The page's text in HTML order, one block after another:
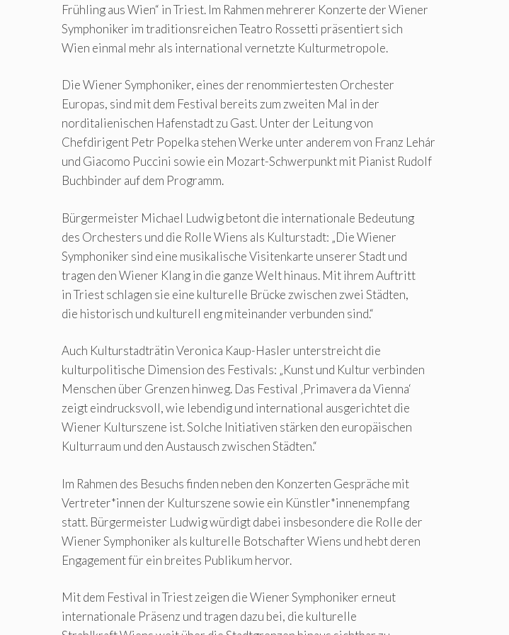
Frühling aus Wien“ in Triest. Im Rahmen mehrerer Konzerte der Wiener
Symphoniker im traditionsreichen Teatro Rossetti präsentiert sich
Wien einmal mehr als international vernetzte Kulturmetropole.
Die Wiener Symphoniker, eines der renommiertesten Orchester
Europas, sind mit dem Festival bereits zum zweiten Mal in der
norditalienischen Hafenstadt zu Gast. Unter der Leitung von
Chefdirigent Petr Popelka stehen Werke unter anderem von Franz Lehár
und Giacomo Puccini sowie ein Mozart-Schwerpunkt mit Pianist Rudolf
Buchbinder auf dem Programm.
Bürgermeister Michael Ludwig betont die internationale Bedeutung
des Orchesters und die Rolle Wiens als Kulturstadt: „Die Wiener
Symphoniker sind eine musikalische Visitenkarte unserer Stadt und
tragen den Wiener Klang in die ganze Welt hinaus. Mit ihrem Auftritt
in Triest schlagen sie eine kulturelle Brücke zwischen zwei Städten,
die historisch und kulturell eng miteinander verbunden sind.“
Auch Kulturstadträtin Veronica Kaup-Hasler unterstreicht die
kulturpolitische Dimension des Festivals: „Kunst und Kultur verbinden
Menschen über Grenzen hinweg. Das Festival ‚Primavera da Vienna‘
zeigt eindrucksvoll, wie lebendig und international ausgerichtet die
Wiener Kulturszene ist. Solche Initiativen stärken den europäischen
Kulturraum und den Austausch zwischen Städten.“
Im Rahmen des Besuchs finden neben den Konzerten Gespräche mit
Vertreter*innen der Kulturszene sowie ein Künstler*innenempfang
statt. Bürgermeister Ludwig würdigt dabei insbesondere die Rolle der
Wiener Symphoniker als kulturelle Botschafter Wiens und hebt deren
Engagement für ein breites Publikum hervor.
Mit dem Festival in Triest zeigen die Wiener Symphoniker erneut
internationale Präsenz und tragen dazu bei, die kulturelle